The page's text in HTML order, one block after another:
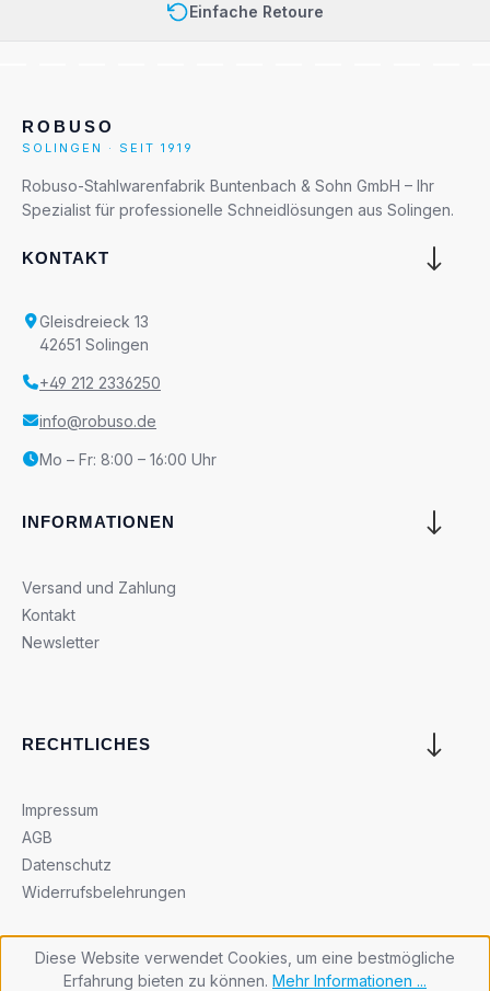
Einfache Retoure
ROBUSO
SOLINGEN · SEIT 1919
Robuso-Stahlwarenfabrik Buntenbach & Sohn GmbH – Ihr
Spezialist für professionelle Schneidlösungen aus Solingen.
KONTAKT
Gleisdreieck 13
42651 Solingen
+49 212 2336250
info@robuso.de
Mo – Fr: 8:00 – 16:00 Uhr
INFORMATIONEN
Versand und Zahlung
Kontakt
Newsletter
RECHTLICHES
Impressum
AGB
Datenschutz
Widerrufsbelehrungen
Cookie-Einstellungen
Diese Website verwendet Cookies, um eine bestmögliche
Erfahrung bieten zu können. Mehr Informationen ...